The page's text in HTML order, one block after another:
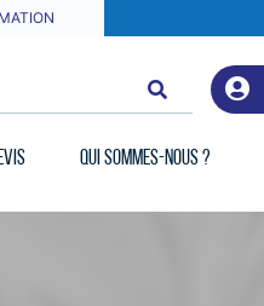
QUI SOMMES-NOUS ?